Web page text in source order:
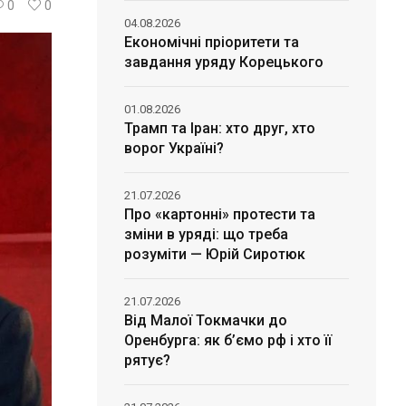
0 0
Економічні пріоритети та
завдання уряду Корецького
04.08.2026
Трамп та Іран: хто друг, хто
ворог Україні?
01.08.2026
Про «картонні» протести та
зміни в уряді: що треба
розуміти — Юрій Сиротюк
21.07.2026
Від Малої Токмачки до
Оренбурга: як б’ємо рф і хто її
рятує?
21.07.2026